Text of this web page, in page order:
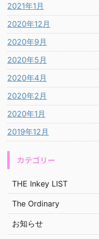
2021年1月
2020年12月
2020年9月
2020年5月
2020年4月
2020年2月
2020年1月
2019年12月
カテゴリー
THE Inkey LIST
The Ordinary
お知らせ